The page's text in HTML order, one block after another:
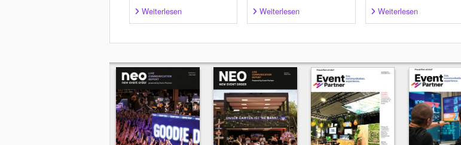
Weiterlesen Weiterlesen Weiterlesen